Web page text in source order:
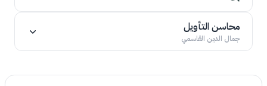
محاسن التأويل
جمال الدين القاسمي